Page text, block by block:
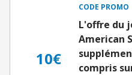
10€
CODE PROMO
L'offre du
American
compris